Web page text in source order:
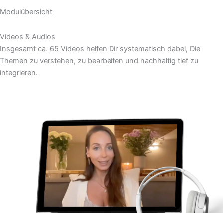
Modulübersicht
Videos & Audios
Insgesamt ca. 65 Videos helfen Dir systematisch dabei, Die
Themen zu verstehen, zu bearbeiten und nachhaltig tief zu
integrieren.